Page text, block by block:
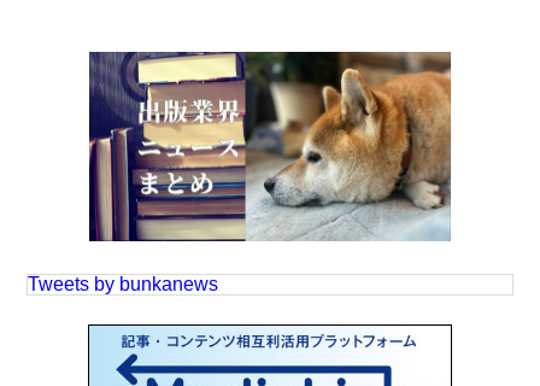
Tweets by bunkanews